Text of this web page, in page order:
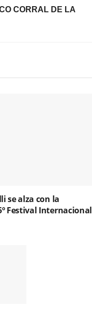
CORRAL DE LA
se alza con la
Festival Internacional